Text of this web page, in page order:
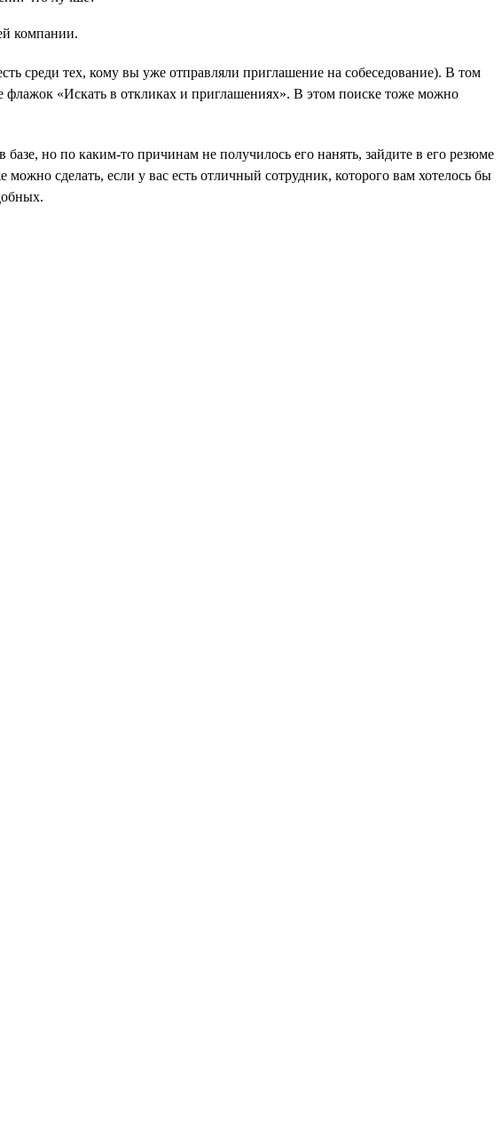
компании.
среди тех, кому вы уже отправляли приглашение на собеседование). В том
флажок «Искать в откликах и приглашениях». В этом поиске тоже можно
но по каким-то причинам не получилось его нанять, зайдите в его резюме
сделать, если у вас есть отличный сотрудник, которого вам хотелось бы